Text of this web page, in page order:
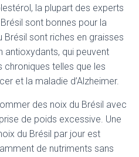
la plupart des experts
sont bonnes pour la
sont riches en graisses
antioxydants, qui peuvent
chroniques telles que les
et la maladie d’Alzheimer.
des noix du Brésil avec
de poids excessive. Une
du Brésil par jour est
de nutriments sans